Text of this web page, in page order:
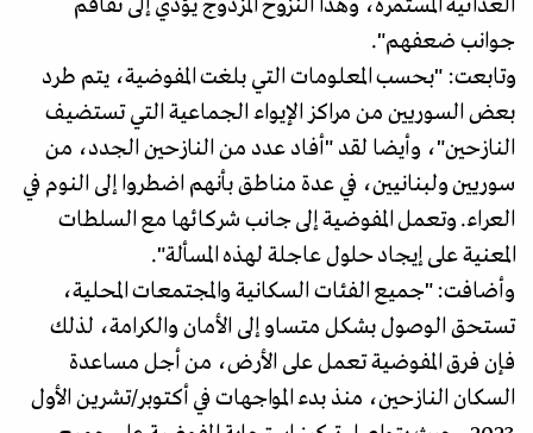
جوانب ضعفهم".
وتابعت: "بحسب المعلومات التي بلغت المفوضية، يتم طرد
بعض السوريين من مراكز الإيواء الجماعية التي تستضيف
النازحين"، وأيضا لقد "أفاد عدد من النازحين الجدد، من
سوريين ولبنانيين، في عدة مناطق بأنهم اضطروا إلى النوم في
العراء. وتعمل المفوضية إلى جانب شركائها مع السلطات
المعنية على إيجاد حلول عاجلة لهذه المسألة".
وأضافت: "جميع الفئات السكانية والمجتمعات المحلية،
تستحق الوصول بشكل متساو إلى الأمان والكرامة، لذلك
فإن فرق المفوضية تعمل على الأرض، من أجل مساعدة
السكان النازحين، منذ بدء المواجهات في أكتوبر/تشرين الأول